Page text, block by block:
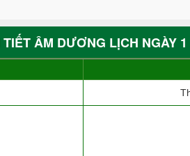
TIẾT ÂM DƯƠNG LỊCH NGÀY 1